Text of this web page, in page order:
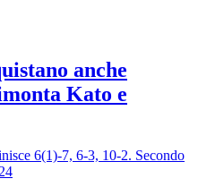
anche
Kato e
6(1)-7, 6-3, 10-2. Secondo